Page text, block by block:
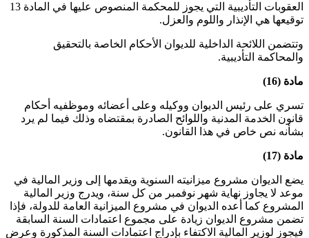
العقوبات التأديبية التي يجوز للمحكمة المنصوص عليها في المادة 13
توقيعها هي الإنذار واللوم والعزل.
وتتضمن اللائحة الداخلية للديوان الأحكام الخاصة بالتحقيق
والمحاكمة التأديبية.
مادة (16)
تسري على رئيس الديوان ووكيله وعلى أعضائه وموظفيه أحكام
قانون الخدمة المدنية واللوائح الصادرة بمقتضاه وذلك فيما لم يرد
بشأنه نص خاص في هذا القانون.
مادة (17)
يضع الديوان مشروع ميزانيته السنوية ويقدمها إلى وزير المالية في
موعد لا يجاوز نهاية شهر نوفمبر من كل سنة، ويدرج وزير المالية
المشروع كما أعده الديوان في مشروع الميزانية العامة للدولة، فإذا
تضمن مشروع الديوان زيادة على مجموع اعتمادات السنة السابقة
فيجوز لوزير المالية الاكتفاء بإدراج اعتمادات السنة المذكورة وعرض